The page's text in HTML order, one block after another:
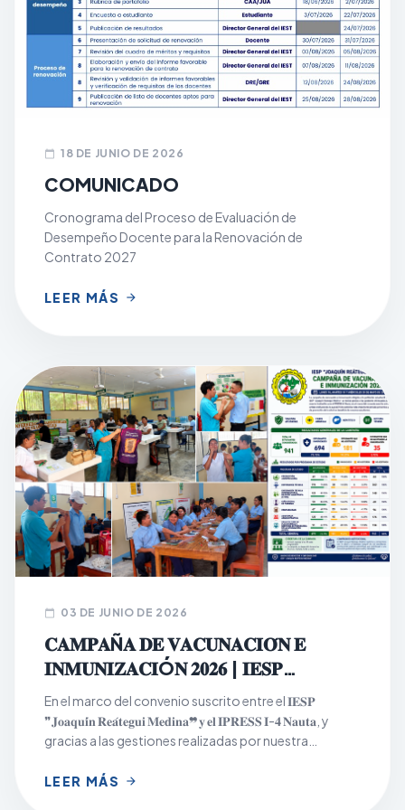
calendar_today 18 DE JUNIO DE 2026
COMUNICADO
Cronograma del Proceso de Evaluación de
Desempeño Docente para la Renovación de
Contrato 2027
LEER MÁS arrow_forward
calendar_today 03 DE JUNIO DE 2026
𝐂𝐀𝐌𝐏𝐀Ñ𝐀 𝐃𝐄 𝐕𝐀𝐂𝐔𝐍𝐀𝐂𝐈𝐎́𝐍 𝐄
𝐈𝐍𝐌𝐔𝐍𝐈𝐙𝐀𝐂𝐈Ó𝐍 𝟐𝟎𝟐𝟔 | 𝐈𝐄𝐒𝐏
𝐉𝐎𝐀𝐐𝐔𝐈́𝐍 𝐑𝐄𝐀́𝐓𝐄𝐆𝐔𝐈 𝐌𝐄𝐃𝐈𝐍𝐀
En el marco del convenio suscrito entre el 𝐈𝐄𝐒𝐏
❞𝐉𝐨𝐚𝐪𝐮𝐢́𝐧 𝐑𝐞𝐚́𝐭𝐞𝐠𝐮𝐢 𝐌𝐞𝐝𝐢𝐧𝐚❞ 𝐲 𝐞𝐥 𝐈𝐏𝐑𝐄𝐒𝐒 𝐈-𝟒 𝐍𝐚𝐮𝐭𝐚, y
gracias a las gestiones realizadas por nuestra
Vacunación e Inmunización 2026, dirigida a la
LEER MÁS arrow_forward